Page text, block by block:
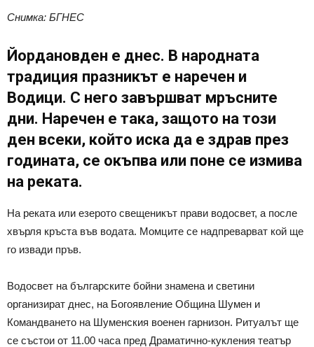
Снимка: БГНЕС
Йордановден е днес. В народната
традиция празникът е наречен и
Водици. С него завършват мръсните
дни. Наречен е така, защото на този
ден всеки, който иска да е здрав през
годината, се окъпва или поне се измива
на реката.
На реката или езерото свещеникът прави водосвет, а после
хвърля кръста във водата. Момците се надпреварват кой ще
го извади пръв.
Водосвет на българските бойни знамена и светини
организират днес, на Богоявление Община Шумен и
Командването на Шуменския военен гарнизон. Ритуалът ще
се състои от 11.00 часа пред Драматично-кукления театър